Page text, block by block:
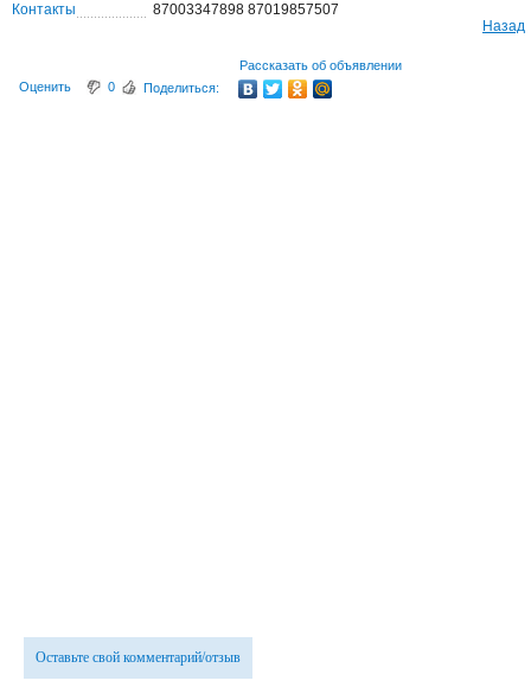
Контакты
87003347898 87019857507
Назад
Рассказать об объявлении
Оценить
0 Поделиться:
Оставьте свой комментарий/отзыв